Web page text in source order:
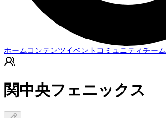
ホーム コンテンツイベント コミュニティチーム
関中央フェニックス